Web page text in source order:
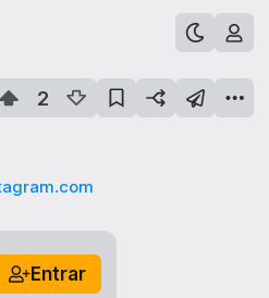
2
Entrar